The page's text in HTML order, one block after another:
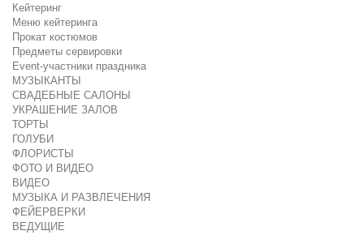
Кейтеринг
Меню кейтеринга
Прокат костюмов
Предметы сервировки
Event-участники праздника
МУЗЫКАНТЫ
СВАДЕБНЫЕ САЛОНЫ
УКРАШЕНИЕ ЗАЛОВ
ТОРТЫ
ГОЛУБИ
ФЛОРИСТЫ
ФОТО И ВИДЕО
ВИДЕО
МУЗЫКА И РАЗВЛЕЧЕНИЯ
ФЕЙЕРВЕРКИ
ВЕДУЩИЕ